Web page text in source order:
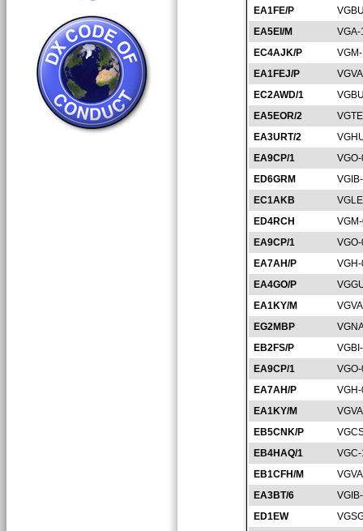
EA1FE/P
EA5EI/M
VGA-
EC4AJK/P
EA1FEJ/P
EC2AWD/1
EA5EOR/2
EA3URT/2
EA9CP/1
ED6GRM
EC1AKB
ED4RCH
EA9CP/1
EA7AH/P
EA4GO/P
EA1KY/M
EG2MBP
EB2FS/P
EA9CP/1
EA7AH/P
EA1KY/M
EB5CNK/P
EB4HAQ/1
EB1CFH/M
EA3BT/6
ED1EW